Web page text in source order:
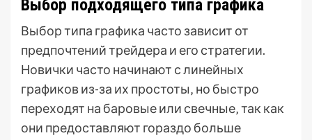
Выбор подходящего типа графика
Выбор типа графика часто зависит от
предпочтений трейдера и его стратегии.
Новички часто начинают с линейных
графиков из-за их простоты‚ но быстро
переходят на баровые или свечные‚ так как
они предоставляют гораздо больше